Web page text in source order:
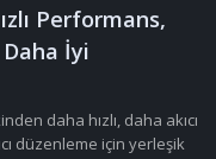
Performans,
Daha İyi
daha hızlı, daha akıcı
düzenleme için yerleşik